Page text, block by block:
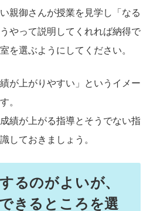
親御さんが授業を見学し「なる
やって説明してくれれば納得で
を選ぶようにしてください。
が上がりやすい」というイメー
。
績が上がる指導とそうでない指
しておきましょう。
るのがよいが、
きるところを選